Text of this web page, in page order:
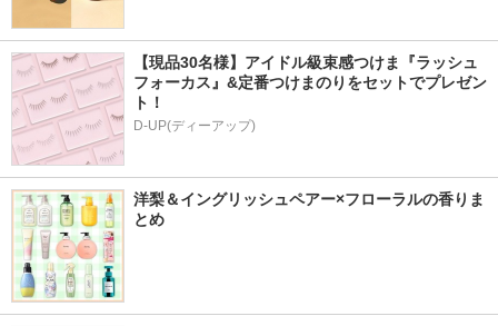
【現品30名様】アイドル級束感つけま『ラッシュ
フォーカス』&定番つけまのりをセットでプレゼン
ト！
D-UP(ディーアップ)
洋梨＆イングリッシュペアー×フローラルの香りま
とめ